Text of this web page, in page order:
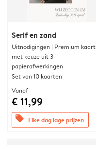
Serif en zand
Uitnodigingen | Premium kaart
met keuze uit 3
papierafwerkingen
Set van 10 kaarten
Vanaf
€ 11,99
offers Elke dag lage prijzen